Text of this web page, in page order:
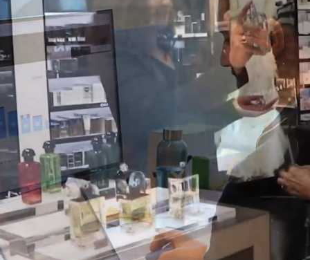
Sarawak Belux | Spice
up Your Brand!
Jaar ervaring in Field Marketing
Waanzinnig leuke collega's